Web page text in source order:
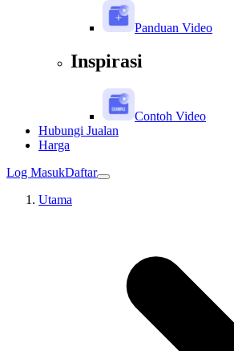
Panduan Video
Inspirasi
Contoh Video
Hubungi Jualan
Harga
Log MasukDaftar
Utama